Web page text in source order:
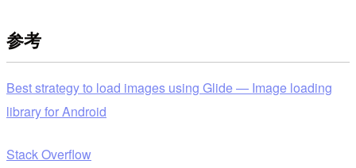
参考
Best strategy to load images using Glide — Image loading
library for Android
Stack Overflow